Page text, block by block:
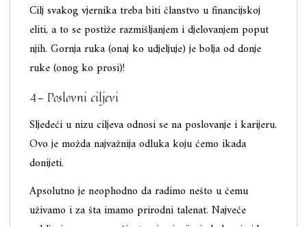
Cilj svakog vjernika treba biti članstvo u financijskoj
eliti, a to se postiže razmišljanjem i djelovanjem poput
njih. Gornja ruka (onaj ko udjeljuje) je bolja od donje
ruke (onog ko prosi)!
4- Poslovni ciljevi
Sljedeći u nizu ciljeva odnosi se na poslovanje i karijeru.
Ovo je možda najvažnija odluka koju ćemo ikada
donijeti.
Apsolutno je neophodno da radimo nešto u čemu
uživamo i za šta imamo prirodni talenat. Najveće